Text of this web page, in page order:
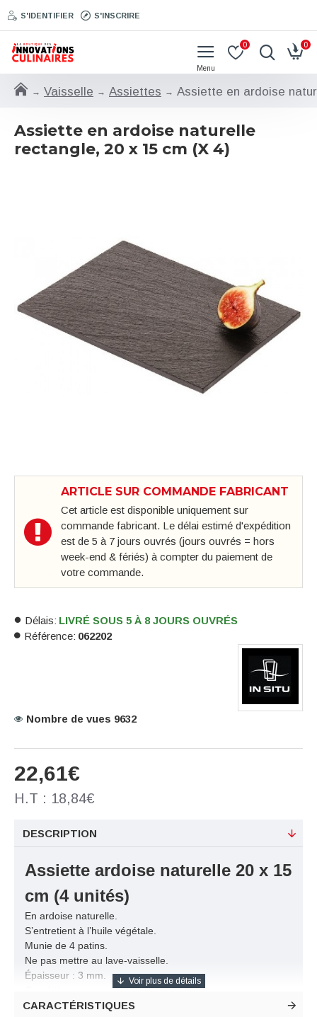
S'IDENTIFIER S'INSCRIRE
0 0
Vaisselle Assiettes Assiette en ardoise
Assiette en ardoise naturelle
rectangle, 20 x 15 cm (X 4)
ARTICLE SUR COMMANDE FABRICANT
Cet article est disponible uniquement sur
commande fabricant. Le délai estimé d'expédition
est de 5 à 7 jours ouvrés (jours ouvrés = hors
week-end & fériés) à compter du paiement de
votre commande.
22,61€
H.T : 18,84€
Délais: LIVRÉ SOUS 5 À 8 JOURS OUVRÉS
Référence: 062202
Nombre de vues 9632
DESCRIPTION
Assiette ardoise naturelle 20 x 15
cm (4 unités)
En ardoise naturelle.
S’entretient à l’huile végétale.
Munie de 4 patins.
Ne pas mettre au lave-vaisselle.
Épaisseur : 3 mm.
Lot de 4 assiettes en ardoise
CARACTÉRISTIQUES